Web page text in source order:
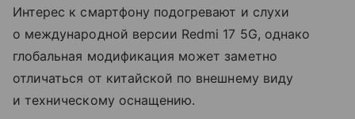
Интерес к смартфону подогревают и слухи
о международной версии Redmi 17 5G, однако
глобальная модификация может заметно
отличаться от китайской по внешнему виду
и техническому оснащению.